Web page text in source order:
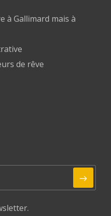
à Gallimard mais à
de rêve